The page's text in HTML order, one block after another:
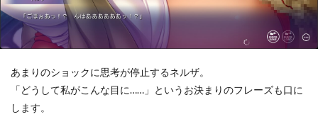
あまりのショックに思考が停止するネルザ。
「どうして私がこんな目に……」というお決まりのフレーズも口に
します。